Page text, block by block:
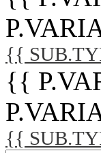
{{
{{
{{